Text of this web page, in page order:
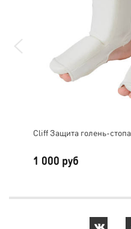
Cliff Защита голень-стопа
1 000 руб